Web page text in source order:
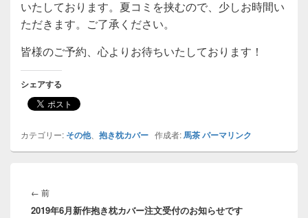
いたしております。夏コミを挟むので、少しお時間い
ただきます。ご了承ください。
皆様のご予約、心よりお待ちいたしております！
シェアする
カテゴリー: その他、 抱き枕カバー 作成者:馬茶パーマリンク
稿
ナ
← 前前
の
2019年6月新作抱き枕カバー注文受付のお知らせです